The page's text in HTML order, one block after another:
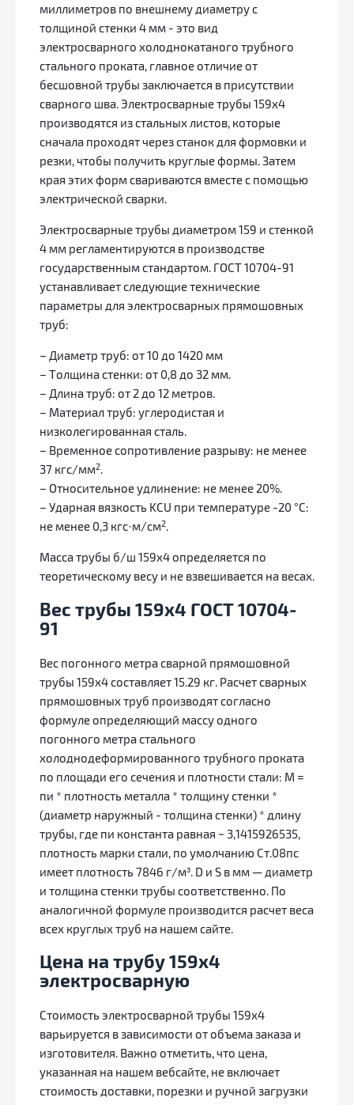
миллиметров по внешнему диаметру с
толщиной стенки 4 мм - это вид
электросварного холоднокатаного трубного
стального проката, главное отличие от
бесшовной трубы заключается в присутствии
сварного шва. Электросварные трубы 159х4
производятся из стальных листов, которые
сначала проходят через станок для формовки и
резки, чтобы получить круглые формы. Затем
края этих форм свариваются вместе с помощью
электрической сварки.
Электросварные трубы диаметром 159 и стенкой
4 мм регламентируются в производстве
государственным стандартом. ГОСТ 10704-91
устанавливает следующие технические
параметры для электросварных прямошовных
труб:
– Диаметр труб: от 10 до 1420 мм
– Толщина стенки: от 0,8 до 32 мм.
– Длина труб: от 2 до 12 метров.
– Материал труб: углеродистая и
низколегированная сталь.
– Временное сопротивление разрыву: не менее
37 кгс/мм2.
– Относительное удлинение: не менее 20%.
– Ударная вязкость KCU при температуре -20 °С:
не менее 0,3 кгс·м/см2.
Масса трубы б/ш 159x4 определяется по
теоретическому весу и не взвешивается на весах.
Вес трубы 159х4 ГОСТ 10704-
91
Вес погонного метра сварной прямошовной
трубы 159х4 составляет 15.29 кг. Расчет сварных
прямошовных труб производят согласно
формуле определяющий массу одного
погонного метра стального
холоднодеформированного трубного проката
по площади его сечения и плотности стали: М =
пи * плотность металла * толщину стенки *
(диаметр наружный - толщина стенки) * длину
трубы, где пи константа равная ~ 3,1415926535,
плотность марки стали, по умолчанию Ст.08пс
имеет плотность 7846 г/м³. D и S в мм — диаметр
и толщина стенки трубы соответственно. По
аналогичной формуле производится расчет веса
всех круглых труб на нашем сайте.
Цена на трубу 159х4
электросварную
Стоимость электросварной трубы 159x4
варьируется в зависимости от объема заказа и
изготовителя. Важно отметить, что цена,
указанная на нашем вебсайте, не включает
стоимость доставки, порезки и ручной загрузки